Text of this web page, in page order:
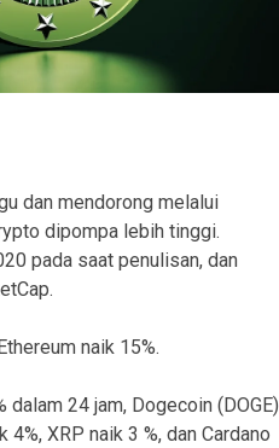
dan mendorong melalui
dipompa lebih tinggi.
pada saat penulisan, dan
naik 15%.
24 jam, Dogecoin (DOGE)
4%, XRP naik 3 %, dan Cardano